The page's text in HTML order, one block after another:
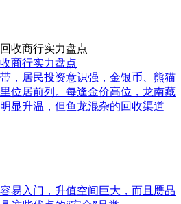
商行实力盘点
，居民投资意识强，金银币、熊猫
位居前列。每逢金价高位，龙南藏
显升温，但鱼龙混杂的回收渠道
入门，升值空间巨大，而且赝品